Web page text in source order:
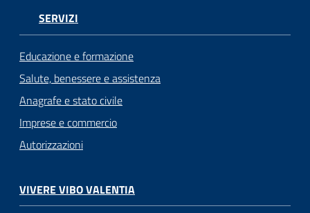
SERVIZI
Educazione e formazione
Salute, benessere e assistenza
Anagrafe e stato civile
Imprese e commercio
Autorizzazioni
VIVERE VIBO VALENTIA